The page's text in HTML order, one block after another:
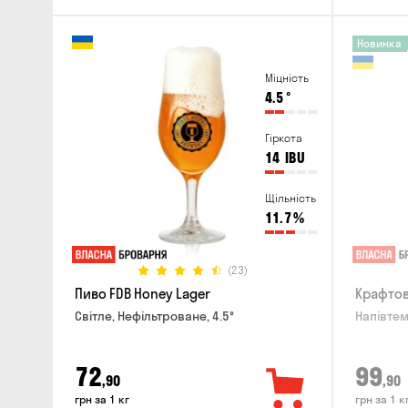
Міцність
4.5°
Гіркота
14 IBU
Щільність
11.7%
(23)
Пиво FDB Honey Lager
Світле, Нефільтроване, 4.5°
72,90
грн за 1 кг
Новинка
99,90
грн за 1